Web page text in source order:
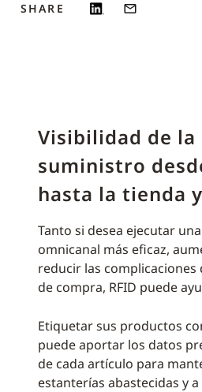
SHARE
Visibilidad de la
suministro
hasta la tienda
Tanto si desea ejecutar
omnicanal más eficaz,
reducir las complicaciones
de compra, RFID puede
Etiquetar sus productos
puede aportar los datos
de cada artículo para
estanterías abastecidas y